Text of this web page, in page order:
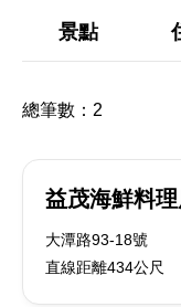
景點
總筆數： 2
益茂海鮮料
大潭路93-18號
直線距離434公尺